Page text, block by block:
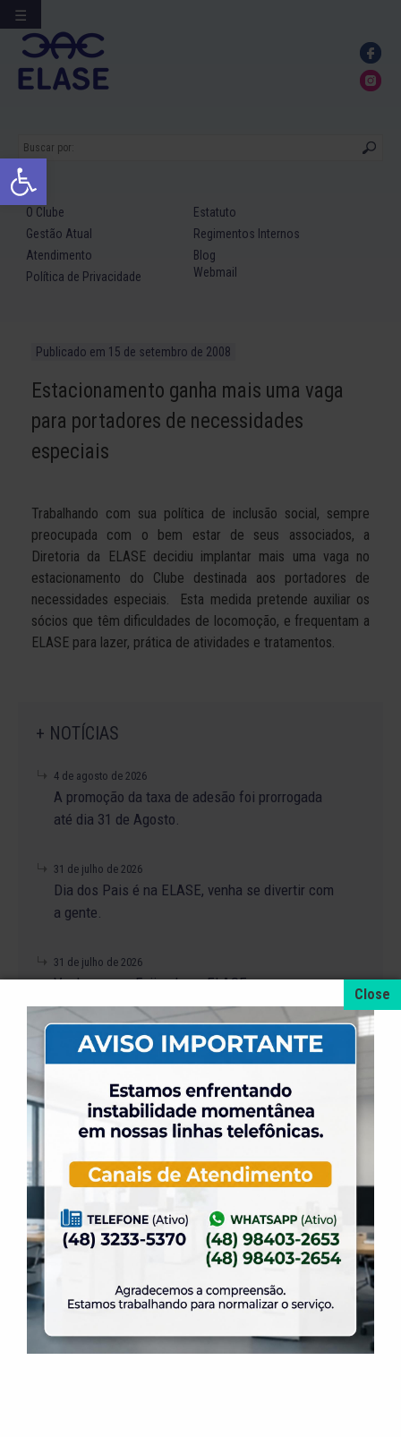
Abrir a barra de ferramentas
Ir
para
conteúdo
O Clube
Estatuto
Gestão Atual
Regimentos Internos
Atendimento
Blog
Política de Privacidade
Webmail
Publicado em 15 de setembro de 2008
Estacionamento ganha mais uma vaga
para portadores de necessidades
especiais
Trabalhando com sua política de inclusão social, sempre
preocupada com o bem estar de seus associados, a
Diretoria da ELASE decidiu implantar mais uma vaga no
estacionamento do Clube destinada aos portadores de
necessidades especiais. Esta medida pretende auxiliar os
sócios que têm dificuldades de locomoção, e frequentam a
ELASE para lazer, prática de atividades e tratamentos.
+ NOTÍCIAS
4 de agosto de 2026
A promoção da taxa de adesão foi prorrogada
até dia 31 de Agosto.
31 de julho de 2026
Dia dos Pais é na ELASE, venha se divertir com
a gente.
31 de julho de 2026
Venha para a Feijoada na ELASE.
31 de julho de 2026
Alteração no Regimento do Campo de Futebol
23 de julho de 2026
PróTênis 2026 está chegando.
19 de julho de 2026
Venha para o Happy Hour na ELASE.
14 de julho de 2026
Abertura de Reservas para os Salões de Festas
– Temporada 2027
☰